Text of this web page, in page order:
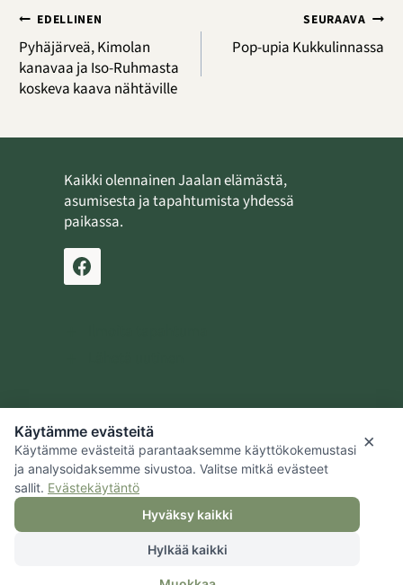
Artikkelien
selaus
EDELLINEN
Pyhäjärveä, Kimolan
kanavaa ja Iso-Ruhmasta
koskeva kaava nähtäville
SEURAAVA
Pop-upia Kukkulinnassa
Kaikki olennainen Jaalan elämästä,
asumisesta ja tapahtumista yhdessä
paikassa.
Jaalan kotiseutusäätiö
Kouvolan kaupunki
×
Käytämme evästeitä
Käytämme evästeitä parantaaksemme käyttökokemustasi
ja analysoidaksemme sivustoa. Valitse mitkä evästeet
sallit. Evästekäytäntö
Hyväksy kaikki
Hylkää kaikki